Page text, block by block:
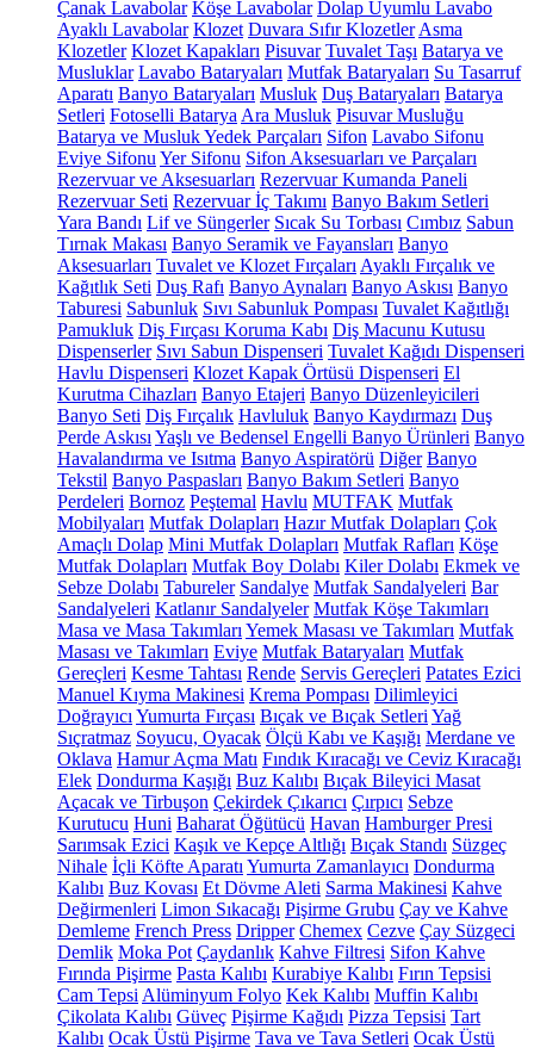
Çanak Lavabolar Köşe Lavabolar Dolap Uyumlu Lavabo
Ayaklı Lavabolar Klozet Duvara Sıfır Klozetler Asma
Klozetler Klozet Kapakları Pisuvar Tuvalet Taşı Batarya ve
Musluklar Lavabo Bataryaları Mutfak Bataryaları Su Tasarruf
Aparatı Banyo Bataryaları Musluk Duş Bataryaları Batarya
Setleri Fotoselli Batarya Ara Musluk Pisuvar Musluğu
Batarya ve Musluk Yedek Parçaları Sifon Lavabo Sifonu
Eviye Sifonu Yer Sifonu Sifon Aksesuarları ve Parçaları
Rezervuar ve Aksesuarları Rezervuar Kumanda Paneli
Rezervuar Seti Rezervuar İç Takımı Banyo Bakım Setleri
Yara Bandı Lif ve Süngerler Sıcak Su Torbası Cımbız Sabun
Tırnak Makası Banyo Seramik ve Fayansları Banyo
Aksesuarları Tuvalet ve Klozet Fırçaları Ayaklı Fırçalık ve
Kağıtlık Seti Duş Rafı Banyo Aynaları Banyo Askısı Banyo
Taburesi Sabunluk Sıvı Sabunluk Pompası Tuvalet Kağıtlığı
Pamukluk Diş Fırçası Koruma Kabı Diş Macunu Kutusu
Dispenserler Sıvı Sabun Dispenseri Tuvalet Kağıdı Dispenseri
Havlu Dispenseri Klozet Kapak Örtüsü Dispenseri El
Kurutma Cihazları Banyo Etajeri Banyo Düzenleyicileri
Banyo Seti Diş Fırçalık Havluluk Banyo Kaydırmazı Duş
Perde Askısı Yaşlı ve Bedensel Engelli Banyo Ürünleri Banyo
Havalandırma ve Isıtma Banyo Aspiratörü Diğer Banyo
Tekstil Banyo Paspasları Banyo Bakım Setleri Banyo
Perdeleri Bornoz Peştemal Havlu MUTFAK Mutfak
Mobilyaları Mutfak Dolapları Hazır Mutfak Dolapları Çok
Amaçlı Dolap Mini Mutfak Dolapları Mutfak Rafları Köşe
Mutfak Dolapları Mutfak Boy Dolabı Kiler Dolabı Ekmek ve
Sebze Dolabı Tabureler Sandalye Mutfak Sandalyeleri Bar
Sandalyeleri Katlanır Sandalyeler Mutfak Köşe Takımları
Masa ve Masa Takımları Yemek Masası ve Takımları Mutfak
Masası ve Takımları Eviye Mutfak Bataryaları Mutfak
Gereçleri Kesme Tahtası Rende Servis Gereçleri Patates Ezici
Manuel Kıyma Makinesi Krema Pompası Dilimleyici
Doğrayıcı Yumurta Fırçası Bıçak ve Bıçak Setleri Yağ
Sıçratmaz Soyucu, Oyacak Ölçü Kabı ve Kaşığı Merdane ve
Oklava Hamur Açma Matı Fındık Kıracağı ve Ceviz Kıracağı
Elek Dondurma Kaşığı Buz Kalıbı Bıçak Bileyici Masat
Açacak ve Tirbuşon Çekirdek Çıkarıcı Çırpıcı Sebze
Kurutucu Huni Baharat Öğütücü Havan Hamburger Presi
Sarımsak Ezici Kaşık ve Kepçe Altlığı Bıçak Standı Süzgeç
Nihale İçli Köfte Aparatı Yumurta Zamanlayıcı Dondurma
Kalıbı Buz Kovası Et Dövme Aleti Sarma Makinesi Kahve
Değirmenleri Limon Sıkacağı Pişirme Grubu Çay ve Kahve
Demleme French Press Dripper Chemex Cezve Çay Süzgeci
Demlik Moka Pot Çaydanlık Kahve Filtresi Sifon Kahve
Fırında Pişirme Pasta Kalıbı Kurabiye Kalıbı Fırın Tepsisi
Cam Tepsi Alüminyum Folyo Kek Kalıbı Muffin Kalıbı
Çikolata Kalıbı Güveç Pişirme Kağıdı Pizza Tepsisi Tart
Kalıbı Ocak Üstü Pişirme Tava ve Tava Setleri Ocak Üstü